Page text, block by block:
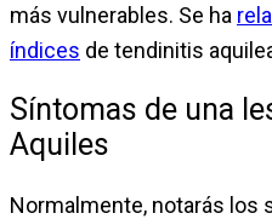
más vulnerables. Se ha
índices de tendinitis
Síntomas de una
Aquiles
Normalmente, notarás los